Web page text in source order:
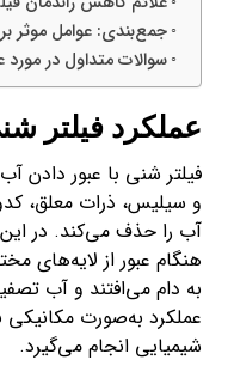
جمع‌بندی: عوامل موثر
سوالات متداول در مورد
عملکرد فیلتر
فیلتر شنی با عبور دادن
و سیلیس، ذرات معلق،
آب را حذف می‌کند. در این
هنگام عبور از لایه‌های
به دام می‌افتند و آب
عملکرد به‌صورت مکانیکی
شیمیایی انجام می‌گیرد.